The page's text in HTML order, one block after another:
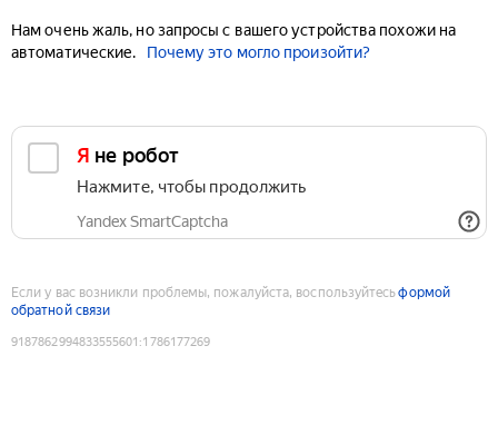
Нам очень жаль, но запросы с вашего устройства похожи на
автоматические.
Почему это могло произойти?
Я не робот
Нажмите, чтобы продолжить
Yandex SmartCaptcha
Если у вас возникли проблемы, пожалуйста, воспользуйтесьформой
обратной связи
9187862994833555601 :1786177269